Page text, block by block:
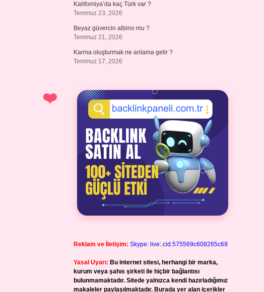
Kaliforniya’da kaç Türk var ?
Temmuz 23, 2026
Beyaz güvercin albino mu ?
Temmuz 21, 2026
Karma oluşturmak ne anlama gelir ?
Temmuz 17, 2026
Reklam ve İletişim: Skype: live:.cid.575569c608265c69
Yasal Uyarı: Bu internet sitesi, herhangi bir marka,
kurum veya şahıs şirketi ile hiçbir bağlantısı
bulunmamaktadır. Sitede yalnızca kendi hazırladığımız
makaleler paylaşılmaktadır. Burada yer alan içerikler